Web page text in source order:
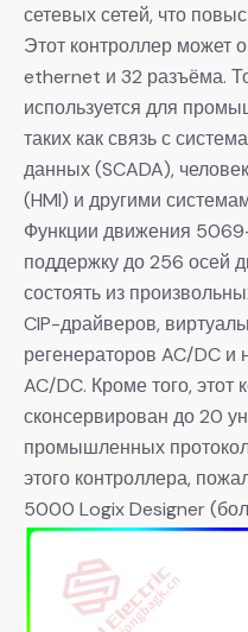
сетевых сетей, что
Этот контроллер может
ethernet и 32 разъёма.
используется для
таких как связь с
данных (SCADA),
(HMI) и другими
Функции движения
поддержку до 256 осей
состоять из
CIP-драйверов,
регенераторов AC/DC
AC/DC. Кроме того, этот
сконсервирован до 20
промышленных
этого контроллера,
5000 Logix Designer